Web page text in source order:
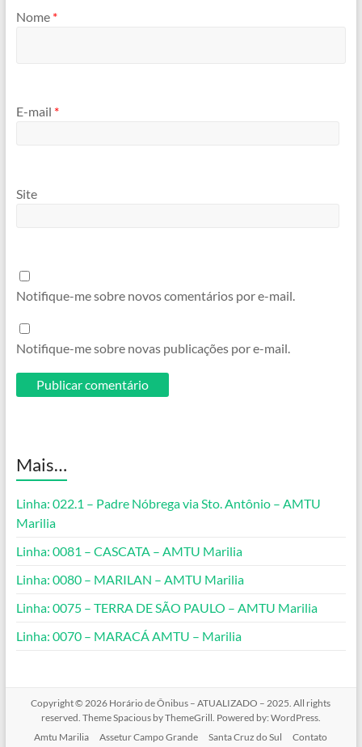
Nome *
E-mail *
Site
Notifique-me sobre novos comentários por e-mail.
Notifique-me sobre novas publicações por e-mail.
Mais…
Linha: 022.1 – Padre Nóbrega via Sto. Antônio – AMTU
Marilia
Linha: 0081 – CASCATA – AMTU Marilia
Linha: 0080 – MARILAN – AMTU Marilia
Linha: 0075 – TERRA DE SÃO PAULO – AMTU Marilia
Linha: 0070 – MARACÁ AMTU – Marilia
Copyright © 2026 Horário de Ônibus – ATUALIZADO – 2025. All rights
reserved. ThemeSpaciousby ThemeGrill. Powered by: WordPress.
Amtu Marilia
Assetur Campo Grande Santa Cruz do Sul Contato